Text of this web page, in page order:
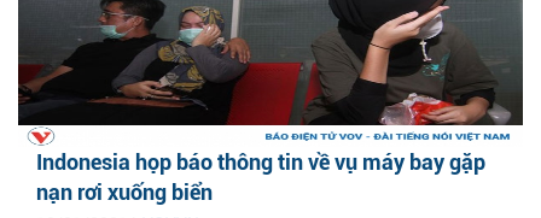
Indonesia họp báo thông tin về vụ máy bay gặp
nạn rơi xuống biển